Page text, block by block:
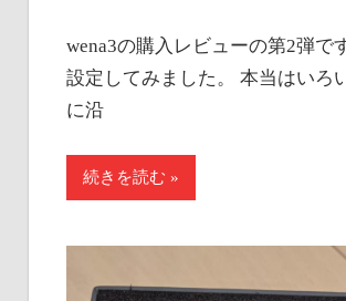
wena3の購入レビューの第2弾で
設定してみました。 本当はいろ
に沿
続きを読む